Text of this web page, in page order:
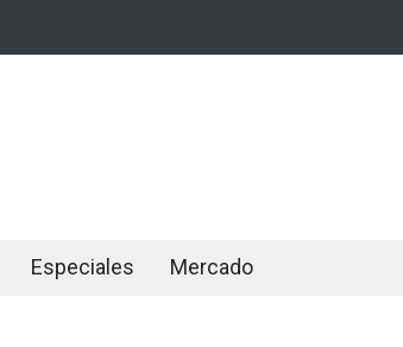
Especiales Mercado